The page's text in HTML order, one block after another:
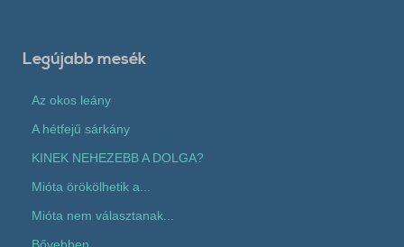
Legújabb mesék
Az okos leány
A hétfejű sárkány
KINEK NEHEZEBB A DOLGA?
Mióta örökölhetik a...
Mióta nem választanak...